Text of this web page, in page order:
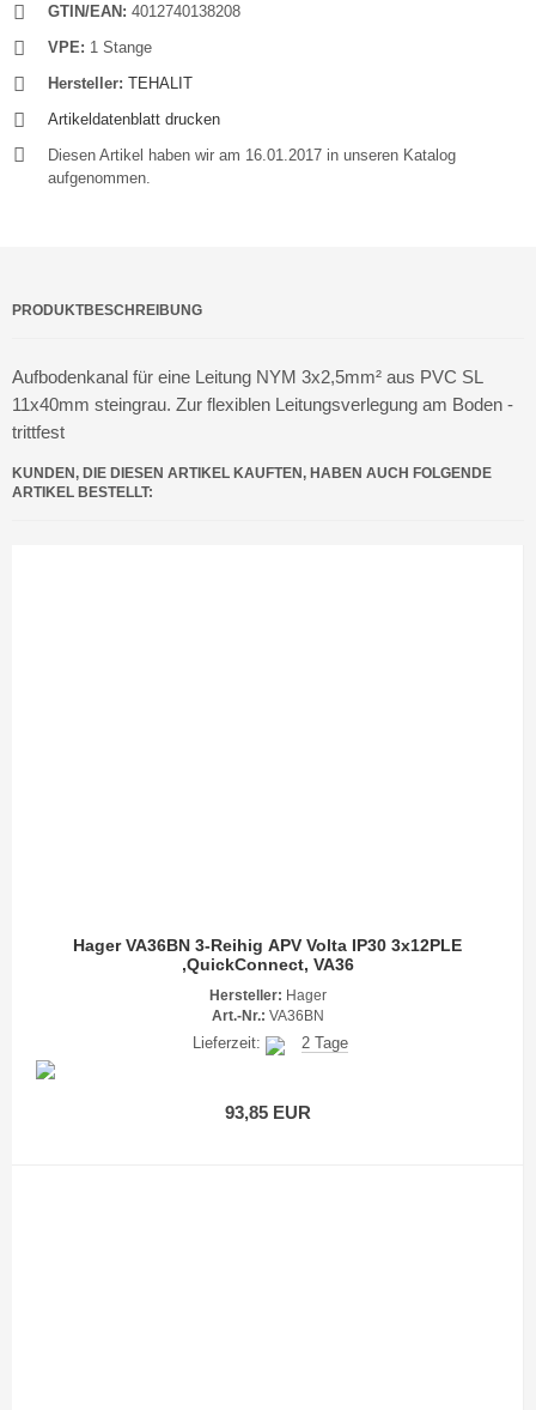
GTIN/EAN: 4012740138208
VPE: 1 Stange
Hersteller: TEHALIT
Artikeldatenblatt drucken
Diesen Artikel haben wir am 16.01.2017 in unseren Katalog
aufgenommen.
PRODUKTBESCHREIBUNG
Aufbodenkanal für eine Leitung NYM 3x2,5mm² aus PVC SL
11x40mm steingrau. Zur flexiblen Leitungsverlegung am Boden -
trittfest
KUNDEN, DIE DIESEN ARTIKEL KAUFTEN, HABEN AUCH FOLGENDE
ARTIKEL BESTELLT:
Hager VA36BN 3-Reihig APV Volta IP30 3x12PLE
,QuickConnect, VA36
Hersteller: Hager
Art.-Nr.: VA36BN
Lieferzeit: 2 Tage
93,85 EUR